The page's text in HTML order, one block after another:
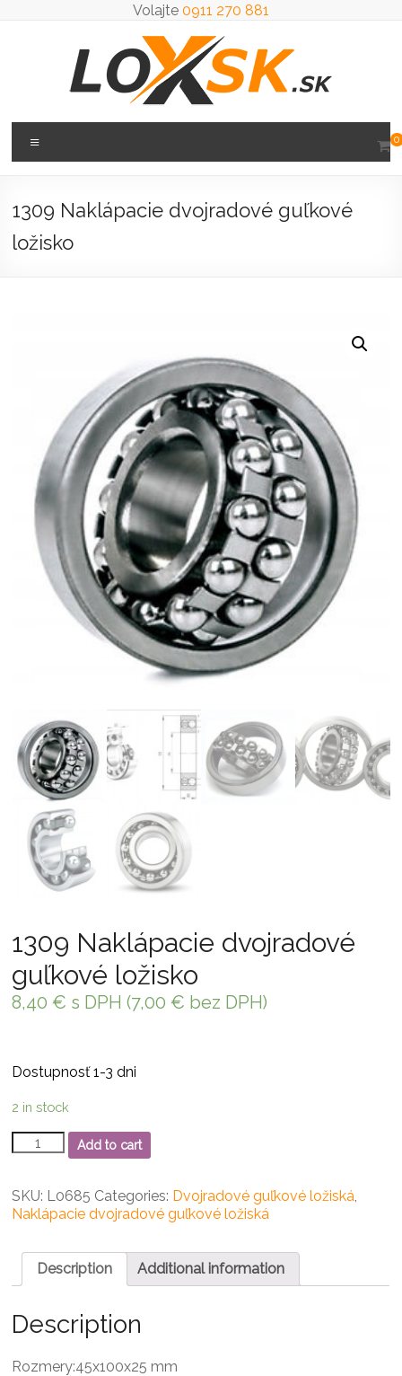
Volajte 0911 270 881
Loxsk
predaj
0
1309 Naklápacie dvojradové guľkové
ložisko
1309 Naklápacie dvojradové
guľkové ložisko
8,40 € s DPH (7,00 € bez DPH)
Dostupnosť 1-3 dni
2 in stock
1309
Naklápacie
guľkové
ložisko
Add to cart
SKU: L0685 Categories: Dvojradové guľkové ložiská,
Naklápacie dvojradové guľkové ložiská
Description Additional information
Description
Rozmery:45x100x25 mm